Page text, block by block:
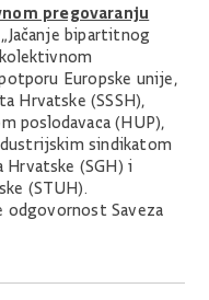
pregovaranju
bipartitnog
Europske unije,
Hrvatske (SSSH),
poslodavaca (HUP),
sindikatom
(SGH) i
(STUH).
odgovornost Saveza